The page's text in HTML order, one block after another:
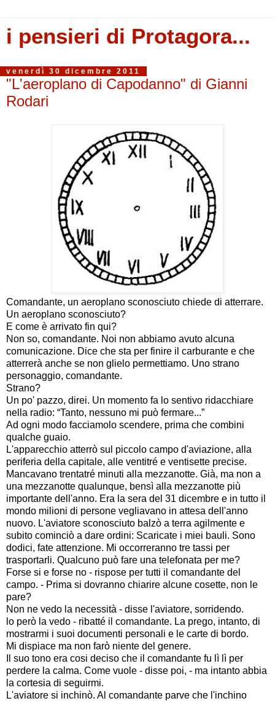
i pensieri di Protagora...
venerdì 30 dicembre 2011
"L'aeroplano di Capodanno" di Gianni
Rodari
Comandante, un aeroplano sconosciuto chiede di atterrare.
Un aeroplano sconosciuto?
E come è arrivato fin qui?
Non so, comandante. Noi non abbiamo avuto alcuna
comunicazione. Dice che sta per finire il carburante e che
atterrerà anche se non glielo permettiamo. Uno strano
personaggio, comandante.
Strano?
Un po' pazzo, direi. Un momento fa lo sentivo ridacchiare
nella radio: “Tanto, nessuno mi può fermare...”
Ad ogni modo facciamolo scendere, prima che combini
qualche guaio.
L'apparecchio atterrò sul piccolo campo d'aviazione, alla
periferia della capitale, alle ventitré e ventisette precise.
Mancavano trentatré minuti alla mezzanotte. Già, ma non a
una mezzanotte qualunque, bensì alla mezzanotte più
importante dell'anno. Era la sera del 31 dicembre e in tutto il
mondo milioni di persone vegliavano in attesa dell'anno
nuovo. L'aviatore sconosciuto balzò a terra agilmente e
subito cominciò a dare ordini: Scaricate i miei bauli. Sono
dodici, fate attenzione. Mi occorreranno tre tassi per
trasportarli. Qualcuno può fare una telefonata per me?
Forse si e forse no - rispose per tutti il comandante del
campo. - Prima si dovranno chiarire alcune cosette, non le
pare?
Non ne vedo la necessità - disse l'aviatore, sorridendo.
lo però la vedo - ribatté il comandante. La prego, intanto, di
mostrarmi i suoi documenti personali e le carte di bordo.
Mi dispiace ma non farò niente del genere.
Il suo tono era cosi deciso che il comandante fu lì lì per
perdere la calma. Come vuole - disse poi, - ma intanto abbia
la cortesia di seguirmi.
L'aviatore si inchinò. Al comandante parve che l'inchino